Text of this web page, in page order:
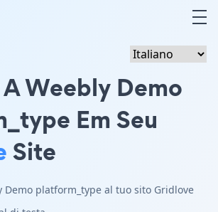
Weebly Demo
Em Seu
Site
Demo platform_type al tuo sito Gridlove